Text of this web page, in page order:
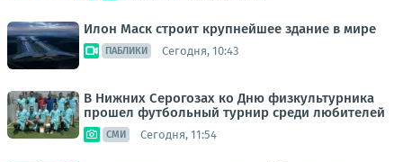
Илон Маск строит крупнейшее здание в мире
ПАБЛИКИ Сегодня, 10:43
В Нижних Серогозах ко Дню физкультурника
прошел футбольный турнир среди любителей
СМИ Сегодня, 11:54